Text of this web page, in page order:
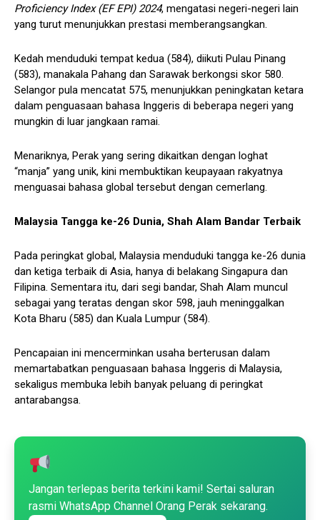
Proficiency Index (EF EPI) 2024, mengatasi negeri-negeri lain
yang turut menunjukkan prestasi memberangsangkan.
Kedah menduduki tempat kedua (584), diikuti Pulau Pinang
(583), manakala Pahang dan Sarawak berkongsi skor 580.
Selangor pula mencatat 575, menunjukkan peningkatan ketara
dalam penguasaan bahasa Inggeris di beberapa negeri yang
mungkin di luar jangkaan ramai.
Menariknya, Perak yang sering dikaitkan dengan loghat
“manja” yang unik, kini membuktikan keupayaan rakyatnya
menguasai bahasa global tersebut dengan cemerlang.
Malaysia Tangga ke-26 Dunia, Shah Alam Bandar Terbaik
Pada peringkat global, Malaysia menduduki tangga ke-26 dunia
dan ketiga terbaik di Asia, hanya di belakang Singapura dan
Filipina. Sementara itu, dari segi bandar, Shah Alam muncul
sebagai yang teratas dengan skor 598, jauh meninggalkan
Kota Bharu (585) dan Kuala Lumpur (584).
Pencapaian ini mencerminkan usaha berterusan dalam
memartabatkan penguasaan bahasa Inggeris di Malaysia,
sekaligus membuka lebih banyak peluang di peringkat
antarabangsa.
Jangan terlepas berita terkini kami! Sertai saluran
rasmi WhatsApp Channel Orang Perak sekarang.